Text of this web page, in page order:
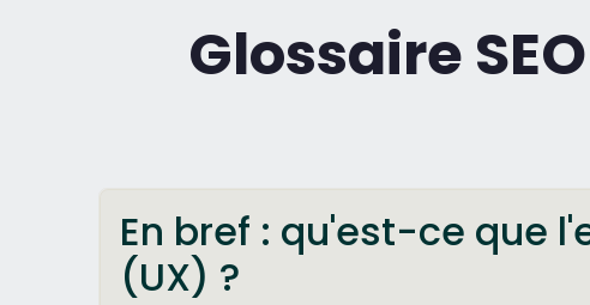
Glossaire
En bref : qu'est-ce que
(UX) ?